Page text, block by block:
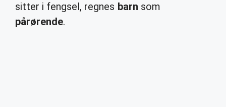
sitter i fengsel, regnes barn som
pårørende.